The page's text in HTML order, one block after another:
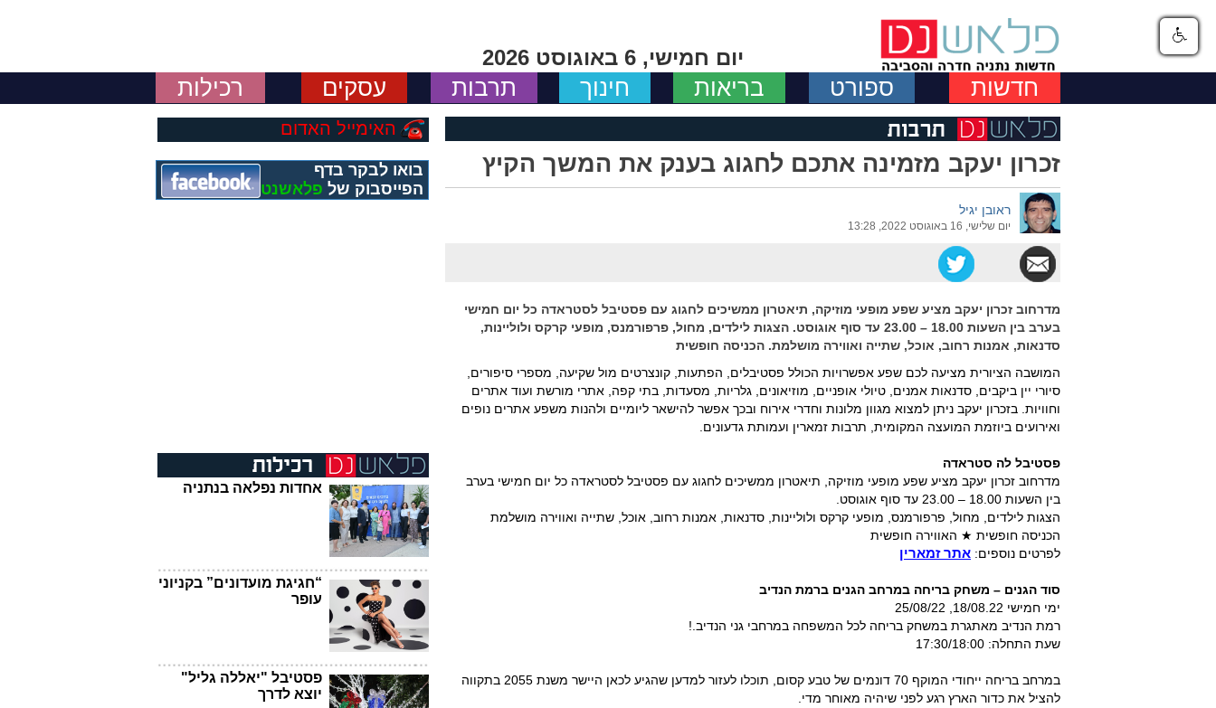
יום חמישי, 6 באוגוסט 2026
חדשות ספורט בריאות חינוך תרבות עסקים רכילות
זכרון יעקב מזמינה אתכם לחגוג בענק את המשך הקיץ
ראובן יגיל
יום שלישי, 16 באוגוסט 2022, 13:28
מדרחוב זכרון יעקב מציע שפע מופעי מוזיקה, תיאטרון ממשיכים לחגוג עם פסטיבל לסטראדה כל יום חמישי
בערב בין השעות 18.00 – 23.00 עד סוף אוגוסט. הצגות לילדים, מחול, פרפורמנס, מופעי קרקס ולוליינות,
סדנאות, אמנות רחוב, אוכל, שתייה ואווירה מושלמת. הכניסה חופשית
המושבה הציורית מציעה לכם שפע אפשרויות הכולל פסטיבלים, הפתעות, קונצרטים מול שקיעה, מספרי סיפורים,
סיורי יין ביקבים, סדנאות אמנים, טיולי אופניים, מוזיאונים, גלריות, מסעדות, בתי קפה, אתרי מורשת ועוד אתרים
וחוויות. בזכרון יעקב ניתן למצוא מגוון מלונות וחדרי אירוח ובכך אפשר להישאר ליומיים ולהנות משפע אתרים נופים
ואירועים ביוזמת המועצה המקומית, תרבות זמארין ועמותת גדעונים.
פסטיבל לה סטראדה
מדרחוב זכרון יעקב מציע שפע מופעי מוזיקה, תיאטרון ממשיכים לחגוג עם פסטיבל לסטראדה כל יום חמישי בערב
בין השעות 18.00 – 23.00 עד סוף אוגוסט.
הצגות לילדים, מחול, פרפורמנס, מופעי קרקס ולוליינות, סדנאות, אמנות רחוב, אוכל, שתייה ואווירה מושלמת
הכניסה חופשית ★ האווירה חופשית
לפרטים נוספים: אתר זמארין
סוד הגנים – משחק בריחה במרחב הגנים ברמת הנדיב
ימי חמישי 18/08.22, 25/08/22
רמת הנדיב מאתגרת במשחק בריחה לכל המשפחה במרחבי גני הנדיב.!
שעת התחלה: 17:30/18:00
במרחב בריחה ייחודי המוקף 70 דונמים של טבע קסום, תוכלו לעזור למדען שהגיע לכאן היישר משנת 2055 בתקווה
להציל את כדור הארץ רגע לפני שיהיה מאוחר מדי.
האימייל האדום
בואו לבקר בדף
הפייסבוק של פלאשנט
אחדות נפלאה בנתניה
“חגיגת מועדונים” בקניוני
עופר
פסטיבל "יאללה גליל"
יוצא לדרך